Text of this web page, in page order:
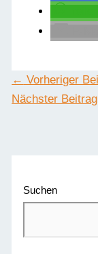
← Vorheriger
Nächster Beitrag
Suchen